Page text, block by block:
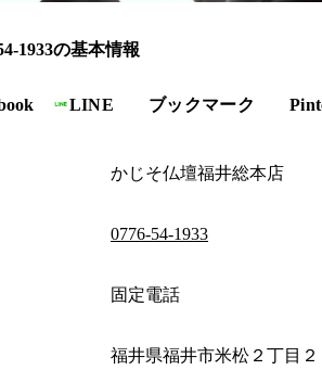
1933の基本情報
LINE ブックマーク
かじそ仏壇福井総本店
0776-54-1933
固定電話
福井県福井市米松２丁目２